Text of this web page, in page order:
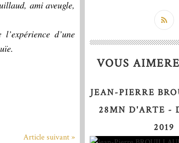
ami aveugle,
d’une
Article suivant »
VOUS
JEAN-PIERRE
28MN D'ARTE -
2019